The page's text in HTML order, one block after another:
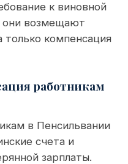
к виновной
они возмещают
компенсация
работникам
в Пенсильвании
счета и
зарплаты.